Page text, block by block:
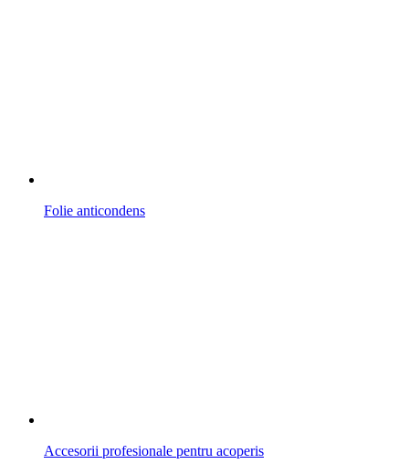
Folie anticondens
Accesorii profesionale pentru acoperis